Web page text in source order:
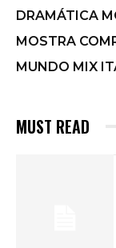
DRAMÁTICA
MOSTRA
MUNDO MIX
MUST READ